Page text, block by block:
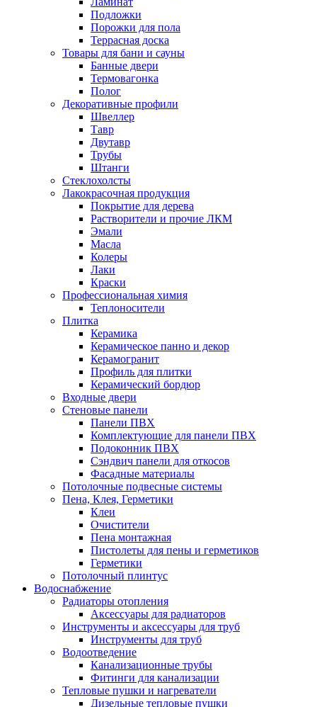
Подложки
Порожки для пола
Террасная доска
Товары для бани и сауны
Банные двери
Термовагонка
Полог
Декоративные профили
Швеллер
Тавр
Двутавр
Трубы
Штанги
Стеклохолсты
Лакокрасочная продукция
Покрытие для дерева
Растворители и прочие ЛКМ
Эмали
Масла
Колеры
Лаки
Краски
Профессиональная химия
Теплоносители
Плитка
Керамика
Керамическое панно и декор
Керамогранит
Профиль для плитки
Керамический бордюр
Входные двери
Стеновые панели
Панели ПВХ
Комплектующие для панели ПВХ
Подоконник ПВХ
Сэндвич панели для откосов
Фасадные материалы
Потолочные подвесные системы
Пена, Клея, Герметики
Клеи
Очистители
Пена монтажная
Пистолеты для пены и герметиков
Герметики
Потолочный плинтус
Водоснабжение
Радиаторы отопления
Аксессуары для радиаторов
Инструменты и аксессуары для труб
Инструменты для труб
Водоотведение
Канализационные трубы
Фитинги для канализации
Тепловые пушки и нагреватели
Дизельные тепловые пушки